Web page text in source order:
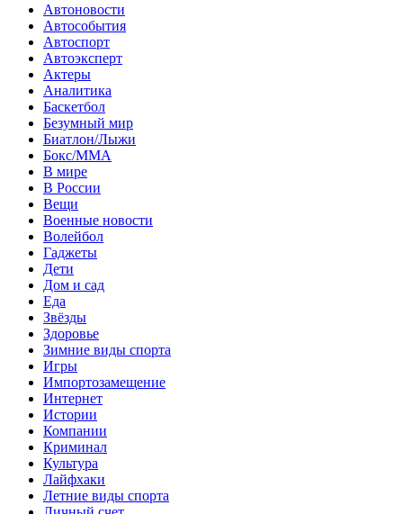
Автоновости
Автособытия
Автоспорт
Автоэксперт
Актеры
Аналитика
Баскетбол
Безумный мир
Биатлон/Лыжи
Бокс/MMA
В мире
В России
Вещи
Военные новости
Волейбол
Гаджеты
Дети
Дом и сад
Еда
Звёзды
Здоровье
Зимние виды спорта
Игры
Импортозамещение
Интернет
Истории
Компании
Криминал
Культура
Лайфхаки
Летние виды спорта